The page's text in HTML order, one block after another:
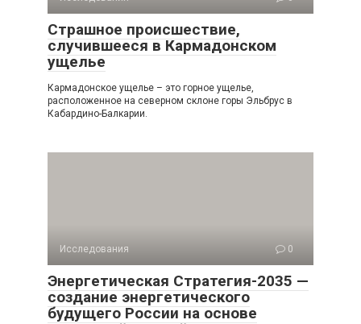
Страшное происшествие,
случившееся в Кармадонском
ущелье
Кармадонское ущелье – это горное ущелье,
расположенное на северном склоне горы Эльбрус в
Кабардино-Балкарии.
Исследования 0
Энергетическая Стратегия-2035 —
создание энергетического
будущего России на основе